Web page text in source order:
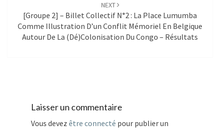
NEXT
[Groupe 2] – Billet Collectif N°2 : La Place Lumumba
Comme Illustration D’un Conflit Mémoriel En Belgique
Autour De La (dé)colonisation Du Congo – Résultats
Laisser un commentaire
Vous devez être connecté pour publier un